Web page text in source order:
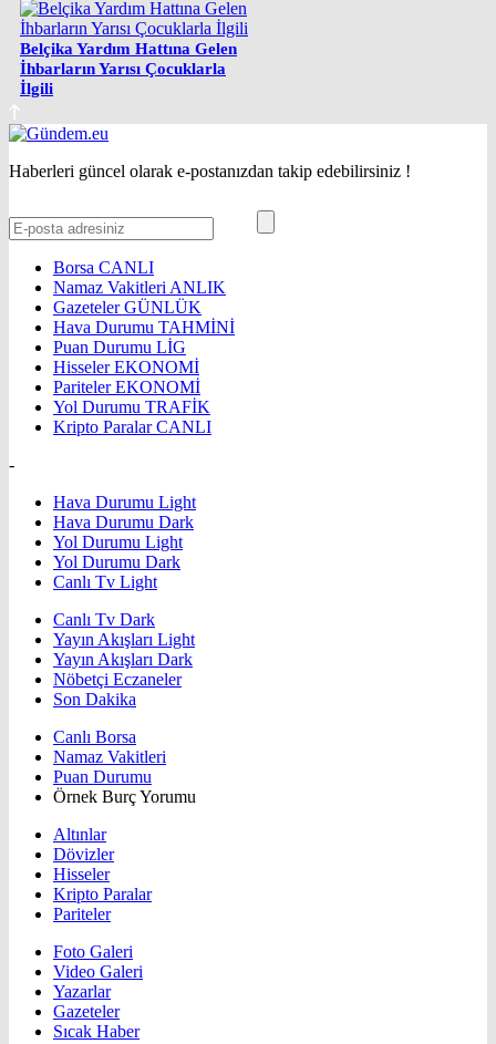
Belçika Yardım Hattına Gelen
İhbarların Yarısı Çocuklarla
İlgili
Haberleri güncel olarak e-postanızdan takip edebilirsiniz !
Borsa CANLI
Namaz Vakitleri ANLIK
GazetelerGÜNLÜK
Hava Durumu TAHMİNİ
Puan Durumu LİG
HisselerEKONOMİ
ParitelerEKONOMİ
Yol Durumu TRAFİK
Kripto ParalarCANLI
-
Hava Durumu Light
Hava Durumu Dark
Yol Durumu Light
Yol Durumu Dark
Canlı Tv Light
Canlı Tv Dark
Yayın Akışları Light
Yayın Akışları Dark
Nöbetçi Eczaneler
Son Dakika
Canlı Borsa
Namaz Vakitleri
Puan Durumu
Örnek Burç Yorumu
Altınlar
Dövizler
Hisseler
Kripto Paralar
Pariteler
Foto Galeri
Video Galeri
Yazarlar
Gazeteler
Sıcak Haber